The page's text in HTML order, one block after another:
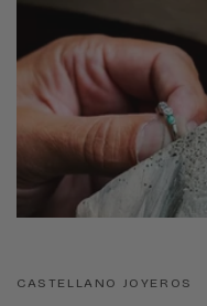
CASTELLANO JOYEROS